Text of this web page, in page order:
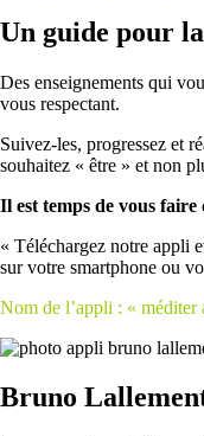
Un guide pour
Des enseignements qui
vous respectant.
Suivez-les, progressez et
souhaitez « être » et non
Il est temps de vous faire
« Téléchargez notre appli
sur votre smartphone ou
Nom de l’appli : «
Bruno